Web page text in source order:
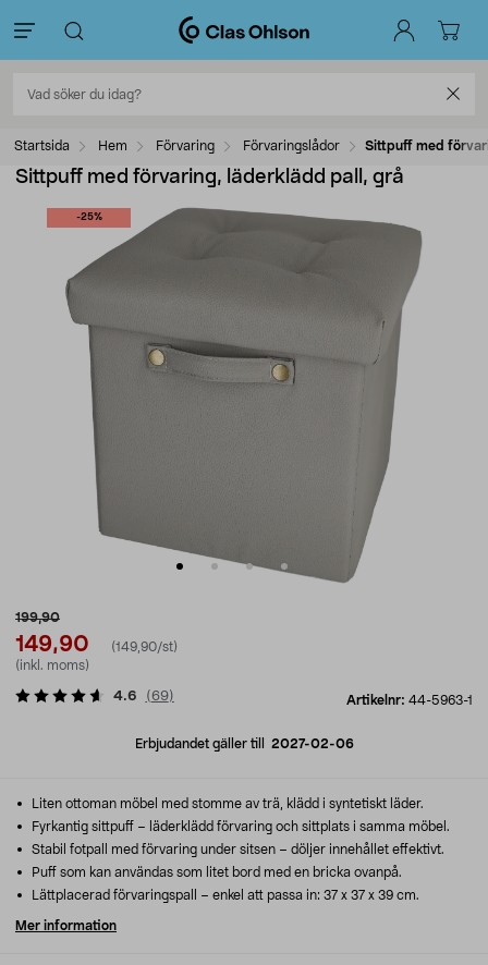
Startsida Hem Förvaring Förvaringslådor Sittpuff med
Sittpuff med förvaring, läderklädd pall, grå
-25%
199,90
149,90
(149,90/st)
(inkl. moms)
Artikelnr: 44-5963-1
4.6 (69)
Erbjudandet gäller till 2027-02-06
Liten ottoman möbel med stomme av trä, klädd i syntetiskt läder.
Fyrkantig sittpuff – läderklädd förvaring och sittplats i samma möbel.
Stabil fotpall med förvaring under sitsen – döljer innehållet effektivt.
Puff som kan användas som litet bord med en bricka ovanpå.
Lättplacerad förvaringspall – enkel att passa in: 37 x 37 x 39 cm.
Mer information